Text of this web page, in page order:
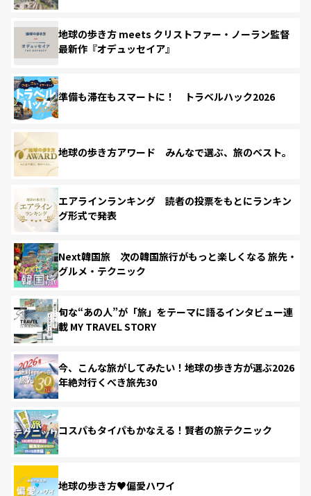
地球の歩き方 meets クリストファー・ノーラン監督
最新作『オデュッセイア』
準備も滞在もスマートに！ トラベルハック2026
地球の歩き方アワード みんなで選ぶ、旅のベスト。
エアラインランキング 読者の投票をもとにランキン
グ形式で発表
Next韓国旅 次の韓国旅行がもっと楽しくなる 旅先・
グルメ・テクニック
旬な“あの人”が「旅」をテーマに語るインタビュー連
載 MY TRAVEL STORY
今、こんな旅がしてみたい！地球の歩き方が選ぶ2026
年絶対行くべき旅先30
コスパもタイパもかなえる！賢者の旅テクニック
地球の歩き方♥偏愛ハワイ